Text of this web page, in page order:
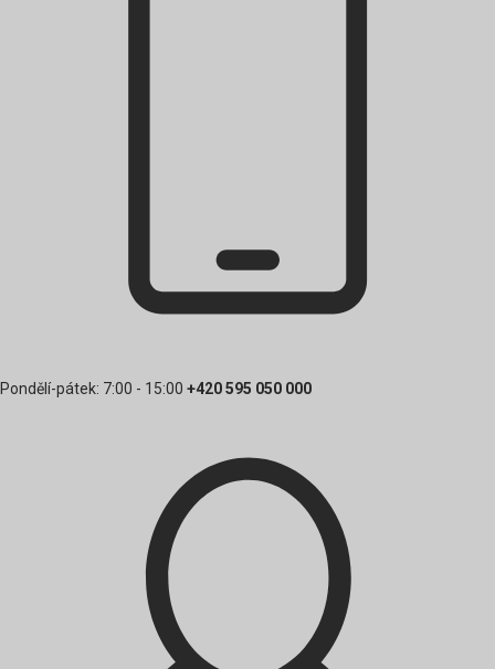
Pondělí-pátek: 7:00 - 15:00 +420 595 050 000